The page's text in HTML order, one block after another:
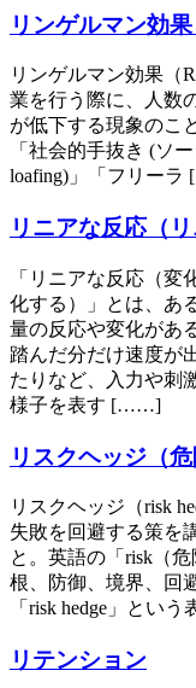
リンゲルマン効
リンゲルマン効果（
業を行う際に、人数
が低下する現象のこ
「社会的手抜き (ソ
loafing)」「フリー
リニアな反応（
「リニアな反応（
化する）」とは、あ
量の反応や変化があ
踏んだ分だけ速度が
たりなど、入力や刺
様子を表す [……]
リスクヘッジ（危
リスクヘッジ（risk
失敗を回避する策を
と。英語の「risk（
根、防御、境界、回
「risk hedge」とい
リテンション